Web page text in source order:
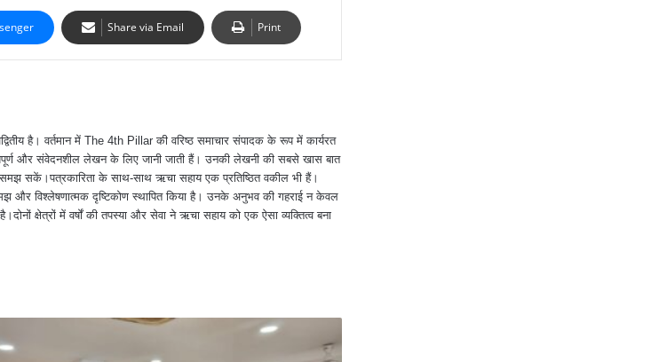
Share via Email Print
है। वर्तमान में The 4th Pillar की वरिष्ठ समाचार संपादक के रूप में कार्यरत
क्षेत्रों में वर्षों की तपस्या और सेवा ने ऋचा सहाय को एक ऐसा व्यक्तित्व बना